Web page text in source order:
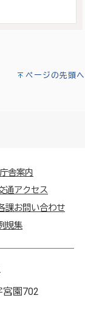
ページの先頭へ
庁舎案内
通アクセス
課お問い合わせ
規集
園702